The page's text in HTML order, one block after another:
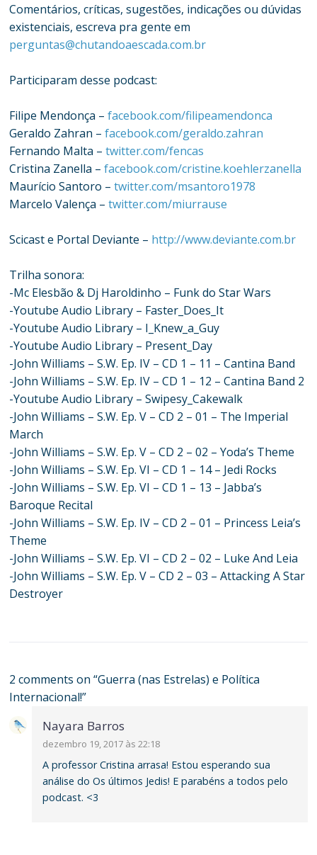
Comentários, críticas, sugestões, indicações ou dúvidas
existenciais, escreva pra gente em
perguntas@chutandoaescada.com.br
Participaram desse podcast:
Filipe Mendonça –facebook.com/filipeamendonca
Geraldo Zahran –facebook.com/geraldo.zahran
Fernando Malta –twitter.com/fencas
Cristina Zanella –facebook.com/cristine.koehlerzanella
Maurício Santoro –twitter.com/msantoro1978
Marcelo Valença –twitter.com/miurrause
Scicast e Portal Deviante – http://www.deviante.com.br
Trilha sonora:
-Mc Elesbão & Dj Haroldinho – Funk do Star Wars
-Youtube Audio Library – Faster_Does_It
-Youtube Audio Library – I_Knew_a_Guy
-Youtube Audio Library – Present_Day
-John Williams – S.W. Ep. IV – CD 1 – 11 – Cantina Band
-John Williams – S.W. Ep. IV – CD 1 – 12 – Cantina Band 2
-Youtube Audio Library – Swipesy_Cakewalk
-John Williams – S.W. Ep. V – CD 2 – 01 – The Imperial
March
-John Williams – S.W. Ep. V – CD 2 – 02 – Yoda’s Theme
-John Williams – S.W. Ep. VI – CD 1 – 14 – Jedi Rocks
-John Williams – S.W. Ep. VI – CD 1 – 13 – Jabba’s
Baroque Recital
-John Williams – S.W. Ep. IV – CD 2 – 01 – Princess Leia’s
Theme
-John Williams – S.W. Ep. VI – CD 2 – 02 – Luke And Leia
-John Williams – S.W. Ep. V – CD 2 – 03 – Attacking A Star
Destroyer
2 comments on “Guerra (nas Estrelas) e Política
Internacional!”
Nayara Barros
dezembro 19, 2017 às 22:18
A professor Cristina arrasa! Estou esperando sua
análise do Os últimos Jedis! E parabéns a todos pelo
podcast. <3